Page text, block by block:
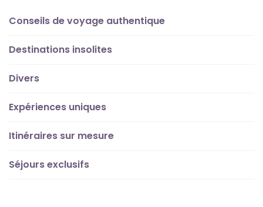
Conseils de voyage authentique
Destinations insolites
Divers
Expériences uniques
Itinéraires sur mesure
Séjours exclusifs